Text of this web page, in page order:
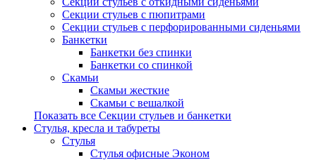
Секции стульев с пюпитрами
Секции стульев с перфорированными сиденьями
Банкетки
Банкетки без спинки
Банкетки со спинкой
Скамьи
Скамьи жесткие
Скамьи с вешалкой
Показать все Секции стульев и банкетки
Стулья, кресла и табуреты
Стулья
Стулья офисные Эконом